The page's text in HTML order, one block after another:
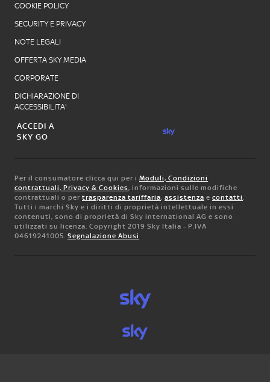
COOKIE POLICY
SECURITY E PRIVACY
NOTE LEGALI
OFFERTA SKY MEDIA
CORPORATE
DICHIARAZIONE DI
ACCESSIBILITA'
ACCEDI A
SKY GO
Per il consumatore clicca qui per i Moduli, Condizioni
contrattuali, Privacy & Cookies, informazioni sulle modifiche
contrattuali o per trasparenza tariffaria, assistenza e contatti.
Tutti i marchi Sky e i diritti di proprietà intellettuale in essi
contenuti, sono di proprietà di Sky international AG e sono
utilizzati su licenza. Copyright 2019 Sky Italia - P.IVA
04619241005. Segnalazione Abusi